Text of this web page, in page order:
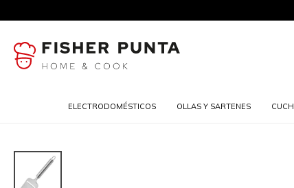
ELECTRODOMÉSTICOS OLLAS Y SARTENES